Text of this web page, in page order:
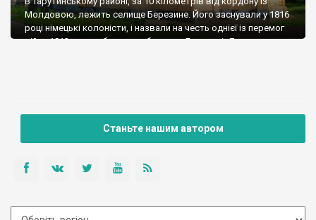
Молдовою, лежить селище Березине. Його заснували у 1816
році німецькі колоністи, і назвали на честь однієї із перемог
війни 1812 року – була така битва на Березині. Дивно, що
Станьте нашим автором